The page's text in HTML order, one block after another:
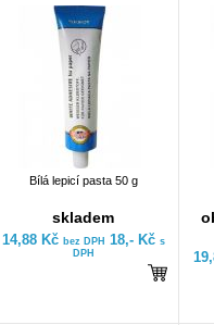
Bílá lepicí pasta 50 g
skladem
14,88 Kč bez DPH 18,- Kč s
DPH